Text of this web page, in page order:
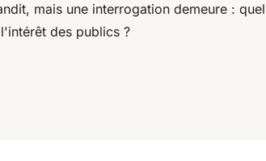
mais une interrogation demeure :
des publics ?